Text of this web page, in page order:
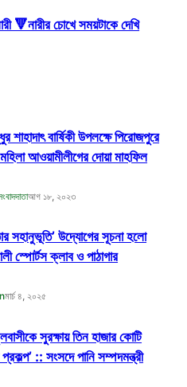
🔻নারীর চোখে সময়টাকে দেখি
শাহাদাৎ বার্ষিকী উপলক্ষে পিরোজপুরে
আওয়ামীলীগের দোয়া মাহফিল
আগ ১৮, ২০২৩
সহানুভূতি’ উদ্যোগের সূচনা হলো
স্পোর্টস ক্লাব ও পাঠাগার
মার্চ ৪, ২০২৫
সুরক্ষায় তিন হাজার কোটি
প্রকল্প’ :: সংসদে পানি সম্পদমন্ত্রী